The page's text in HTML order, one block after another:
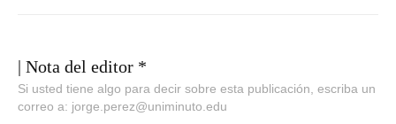
| Nota del editor *
Si usted tiene algo para decir sobre esta publicación, escriba un
correo a: jorge.perez@uniminuto.edu